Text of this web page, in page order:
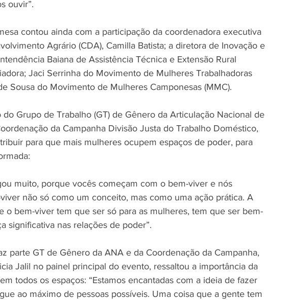
ouvir”.
contou ainda com a participação da coordenadora executiva
Agrário (CDA), Camilla Batista; a diretora de Inovação e
Baiana de Assistência Técnica e Extensão Rural
Jaci Serrinha do Movimento de Mulheres Trabalhadoras
Sousa do Movimento de Mulheres Camponesas (MMC).
do Grupo de Trabalho (GT) de Gênero da Articulação Nacional de
da Campanha Divisão Justa do Trabalho Doméstico,
para que mais mulheres ocupem espaços de poder, para
muito, porque vocês começam com o bem-viver e nós
não só como um conceito, mas como uma ação prática. A
o bem-viver tem que ser só para as mulheres, tem que ser bem-
significativa nas relações de poder”.
parte GT de Gênero da ANA e da Coordenação da Campanha,
Jalil no painel principal do evento, ressaltou a importância da
todos os espaços: “Estamos encantadas com a ideia de fazer
ao máximo de pessoas possíveis. Uma coisa que a gente tem